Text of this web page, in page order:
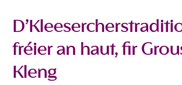
fréier an haut, fir
Kleng